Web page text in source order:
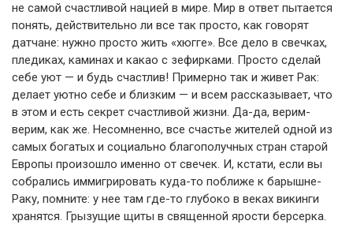
не самой счастливой нацией в мире. Мир в ответ пытается
понять, действительно ли все так просто, как говорят
датчане: нужно просто жить «хюгге». Все дело в свечках,
пледиках, каминах и какао с зефирками. Просто сделай
себе уют — и будь счастлив! Примерно так и живет Рак:
делает уютно себе и близким — и всем рассказывает, что
в этом и есть секрет счастливой жизни. Да-да, верим-
верим, как же. Несомненно, все счастье жителей одной из
самых богатых и социально благополучных стран старой
Европы произошло именно от свечек. И, кстати, если вы
собрались иммигрировать куда-то поближе к барышне-
Раку, помните: у нее там где-то глубоко в веках викинги
хранятся. Грызущие щиты в священной ярости берсерка.